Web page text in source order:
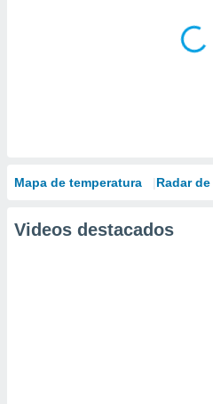
Mapa de temperatura Radar
Videos destacados